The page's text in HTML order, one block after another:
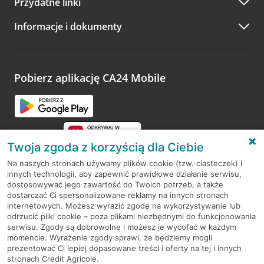
A po wizycie…
Zachęcamy do podzielenia się z nami opinią o wizycie.
opinie.
Informacje i dokumenty
Pobierz aplikację CA24 Mobile
RODO
Regulamin serwisu
Mapa serwisu
PolitykaCookies
Twoja zgoda z korzyścią dla Ciebie
Na naszych stronach używamy plików cookie (tzw. ciasteczek) i
innych technologii, aby zapewnić prawidłowe działanie serwisu,
dostosowywać jego zawartość do Twoich potrzeb, a także
dostarczać Ci spersonalizowane reklamy na innych stronach
internetowych. Możesz wyrazić zgodę na wykorzystywanie lub
odrzucić pliki cookie – poza plikami niezbędnymi do funkcjonowania
serwisu. Zgody są dobrowolne i możesz je wycofać w każdym
momencie. Wyrażenie zgody sprawi, że będziemy mogli
prezentować Ci lepiej dopasowane treści i oferty na tej i innych
stronach Credit Agricole.